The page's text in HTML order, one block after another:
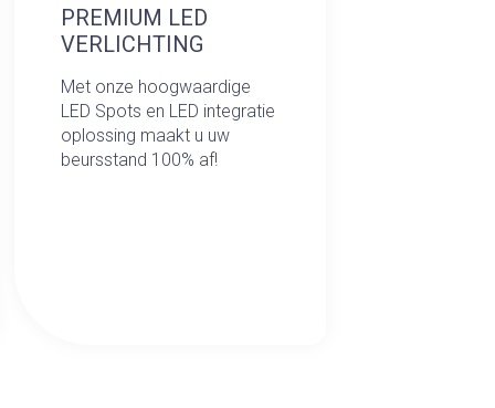
PREMIUM LED
VERLICHTING
Met onze hoogwaardige
LED Spots en LED integratie
oplossing maakt u uw
beursstand 100% af!